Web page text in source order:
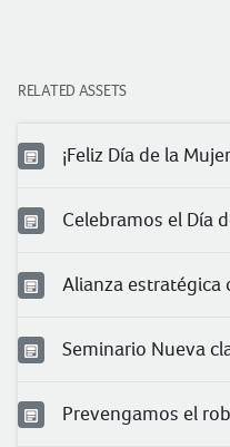
RELATED ASSETS
¡Feliz Día de la
Celebramos el Día
Alianza estratégica
Prevengamos el